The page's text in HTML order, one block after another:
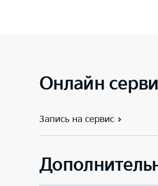
Онлайн
Запись на сервис